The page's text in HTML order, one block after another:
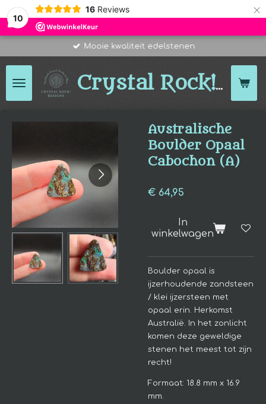
10
16 Reviews ×
Crystal Rock!
Mooie kwaliteit edelstenen
Australische
Boulder Opaal
Cabochon (A)
€ 64,95
In
winkelwagen
Boulder opaal is
ijzerhoudende zandsteen
/ klei ijzersteen met
opaal erin. Herkomst
Australië. In het zonlicht
komen deze geweldige
stenen het meest tot zijn
recht!
Formaat: 18.8 mm x 16.9
mm.